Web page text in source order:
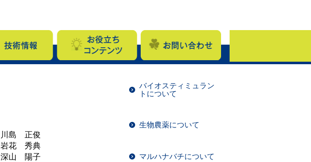
川島 正俊
岩花 秀典
深山 陽子
バイオスティミュラン
トについて
生物農薬について
マルハナバチについて